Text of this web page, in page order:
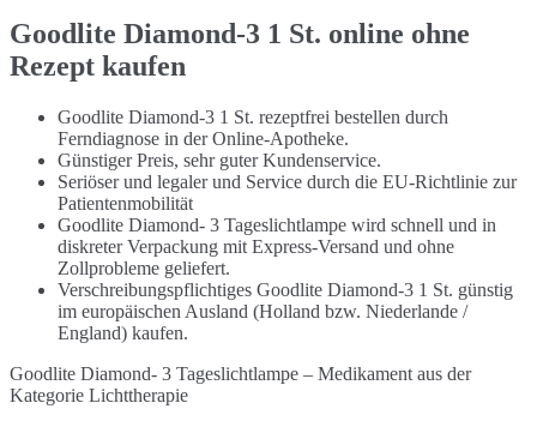
Goodlite Diamond-3 1 St. online ohne
Rezept kaufen
Goodlite Diamond-3 1 St. rezeptfrei bestellen durch
Ferndiagnose in der Online-Apotheke.
Günstiger Preis, sehr guter Kundenservice.
Seriöser und legaler und Service durch die EU-Richtlinie zur
Patientenmobilität
Goodlite Diamond- 3 Tageslichtlampe wird schnell und in
diskreter Verpackung mit Express-Versand und ohne
Zollprobleme geliefert.
Verschreibungspflichtiges Goodlite Diamond-3 1 St. günstig
im europäischen Ausland (Holland bzw. Niederlande /
England) kaufen.
Goodlite Diamond- 3 Tageslichtlampe – Medikament aus der
Kategorie Lichttherapie